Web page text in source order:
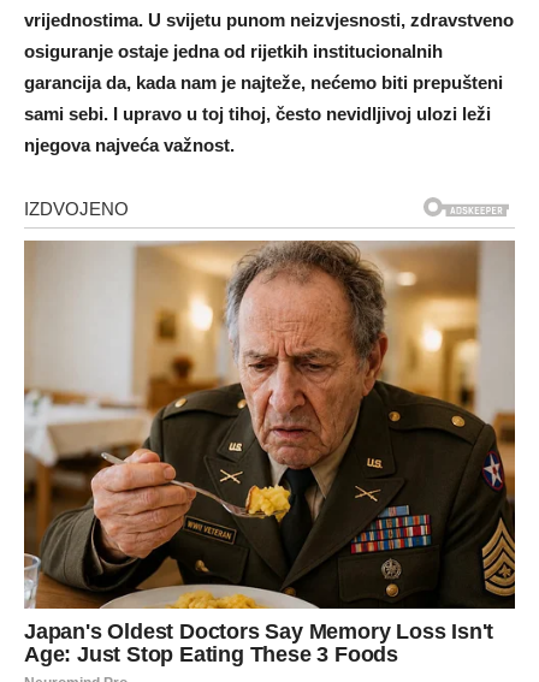
vrijednostima. U svijetu punom neizvjesnosti, zdravstveno
osiguranje ostaje jedna od rijetkih institucionalnih
garancija da, kada nam je najteže, nećemo biti prepušteni
sami sebi. I upravo u toj tihoj, često nevidljivoj ulozi leži
njegova najveća važnost.